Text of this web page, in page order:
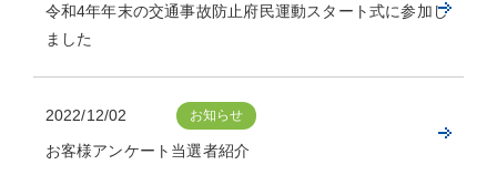
令和4年年末の交通事故防止府民運動スタート式に参加し
ました
2022/12/02 お知らせ
お客様アンケート当選者紹介